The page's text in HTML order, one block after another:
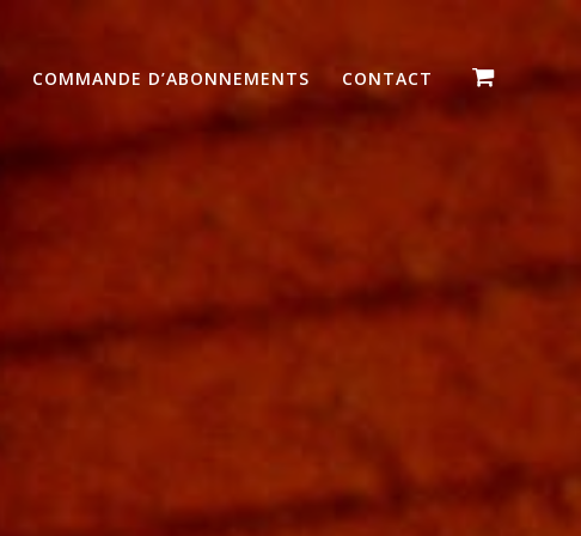
COMMANDE D’ABONNEMENTS CONTACT